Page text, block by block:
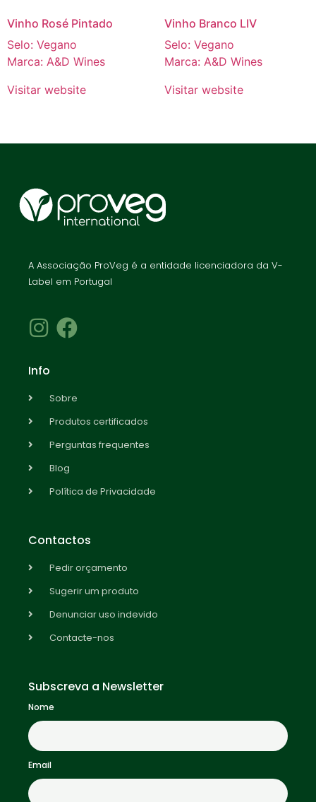
Vinho Rosé Pintado
Selo: Vegano
Marca: A&D Wines
Visitar website
Vinho Branco LIV
Selo: Vegano
Marca: A&D Wines
Visitar website
A Associação ProVeg é a entidade licenciadora da V-
Label em Portugal
Info
Sobre
Produtos certificados
Perguntas frequentes
Blog
Política de Privacidade
Contactos
Pedir orçamento
Sugerir um produto
Denunciar uso indevido
Contacte-nos
Subscreva a Newsletter
Nome
Email